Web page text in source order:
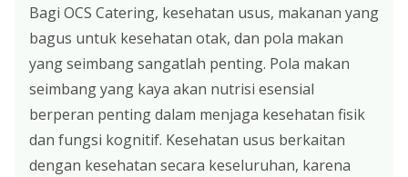
Bagi OCS Catering, kesehatan usus, makanan yang
bagus untuk kesehatan otak, dan pola makan
yang seimbang sangatlah penting. Pola makan
seimbang yang kaya akan nutrisi esensial
berperan penting dalam menjaga kesehatan fisik
dan fungsi kognitif. Kesehatan usus berkaitan
dengan kesehatan secara keseluruhan, karena